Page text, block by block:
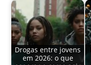
Drogas entre jovens
em 2026: o que